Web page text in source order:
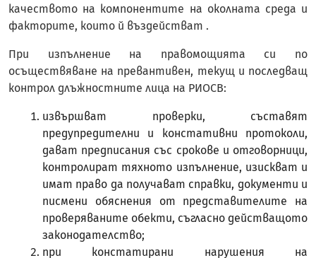
качеството на компонентите на околната среда и
факторите, които й въздействат .
При изпълнение на правомощията си по
осъществяване на превантивен, текущ и последващ
контрол длъжностните лица на РИОСВ:
извършват проверки, съставят
предупредителни и констативни протоколи,
дават предписания със срокове и отговорници,
контролират тяхното изпълнение, изискват и
имат право да получават справки, документи и
писмени обяснения от представителите на
проверяваните обекти, съгласно действащото
законодателство;
при констатирани нарушения на